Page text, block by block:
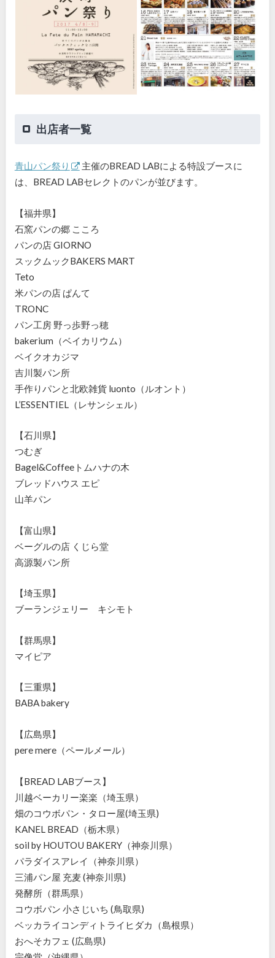
出店者一覧
青山パン祭り
主催のBREAD LABによる特設ブースに
は、BREAD LABセレクトのパンが並びます。
【福井県】
石窯パンの郷 こころ
パンの店 GIORNO
スックムックBAKERS MART
Teto
米パンの店 ぱんて
TRONC
パン工房 野っ歩野っ穂
bakerium（ベイカリウム）
ベイクオカジマ
吉川製パン所
手作りパンと北欧雑貨 luonto（ルオント）
L’ESSENTIEL（レサンシェル）
【石川県】
つむぎ
Bagel&Coffeeトムハナの木
ブレッドハウス エピ
山羊パン
【富山県】
ベーグルの店 くじら堂
高源製パン所
【埼玉県】
ブーランジェリー キシモト
【群馬県】
マイピア
【三重県】
BABA bakery
【広島県】
pere mere（ペールメール）
【BREAD LABブース】
川越ベーカリー楽楽（埼玉県）
畑のコウボパン・タロー屋(埼玉県)
KANEL BREAD（栃木県）
soil by HOUTOU BAKERY（神奈川県）
パラダイスアレイ（神奈川県）
三浦パン屋 充麦 (神奈川県)
発酵所（群馬県）
コウボパン 小さじいち (鳥取県)
ベッカライコンディトライヒダカ（島根県）
おへそカフェ (広島県)